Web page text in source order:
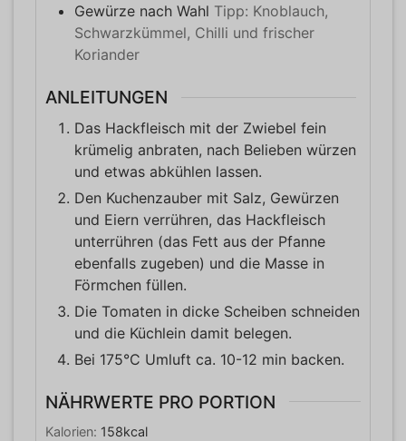
Gewürze nach Wahl Tipp: Knoblauch,
Schwarzkümmel, Chilli und frischer
Koriander
ANLEITUNGEN
Das Hackfleisch mit der Zwiebel fein
krümelig anbraten, nach Belieben würzen
und etwas abkühlen lassen.
Den Kuchenzauber mit Salz, Gewürzen
und Eiern verrühren, das Hackfleisch
unterrühren (das Fett aus der Pfanne
ebenfalls zugeben) und die Masse in
Förmchen füllen.
Die Tomaten in dicke Scheiben schneiden
und die Küchlein damit belegen.
Bei 175°C Umluft ca. 10-12 min backen.
NÄHRWERTE PRO PORTION
Kalorien: 158kcal